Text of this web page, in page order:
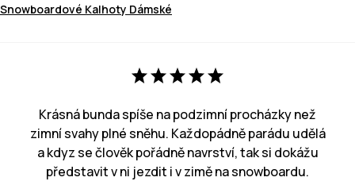
Snowboardové Kalhoty Dámské
Krásná bunda spíše na podzimní procházky než
zimní svahy plné sněhu. Každopádně parádu udělá
a kdyz se člověk pořádně navrství, tak si dokážu
představit v ni jezdit i v zimě na snowboardu.